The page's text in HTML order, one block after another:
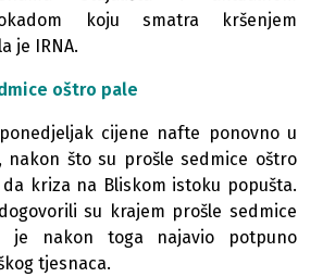
koju smatra kršenjem
je IRNA.
oštro pale
cijene nafte ponovno u
nakon što su prošle sedmice oštro
kriza na Bliskom istoku popušta.
su krajem prošle sedmice
je nakon toga najavio potpuno
tjesnaca.